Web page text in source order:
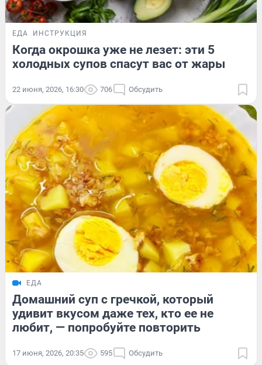
ЕДА ИНСТРУКЦИЯ
Когда окрошка уже не лезет: эти 5
холодных супов спасут вас от жары
22 июня, 2026, 16:30 706 Обсудить
ЕДА
Домашний суп с гречкой, который
удивит вкусом даже тех, кто ее не
любит, — попробуйте повторить
17 июня, 2026, 20:35 595 Обсудить